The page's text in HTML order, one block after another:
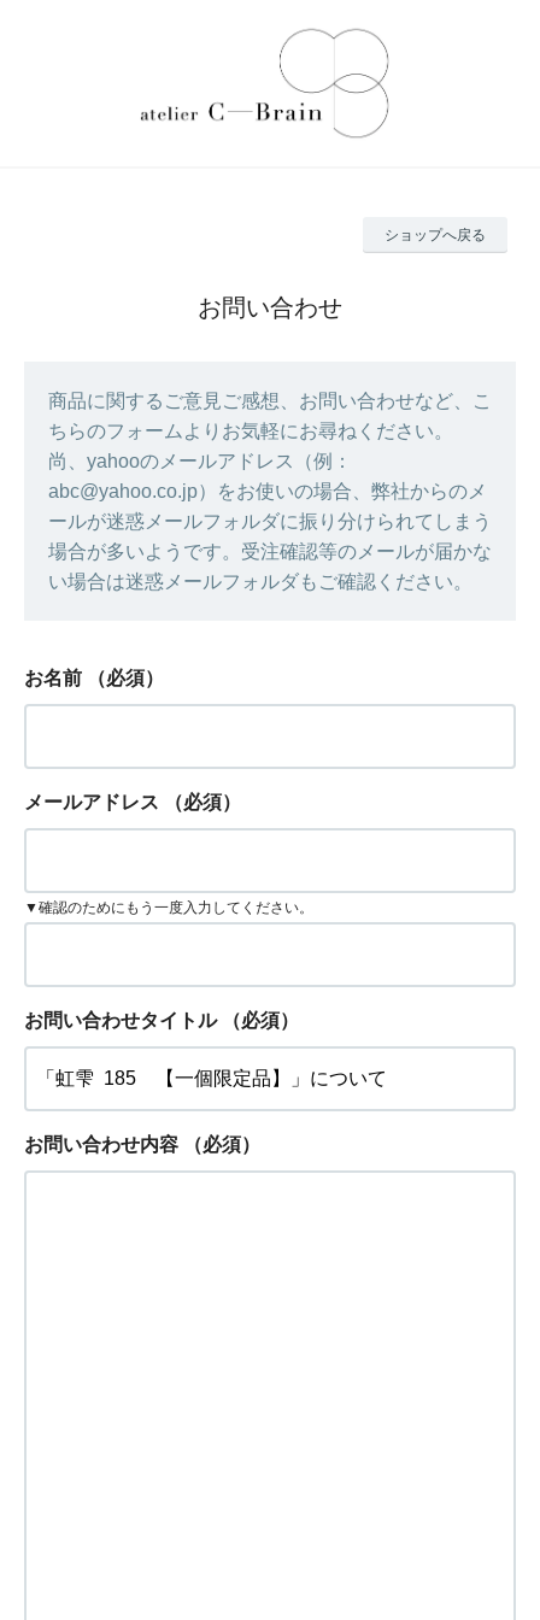
ショップへ戻る
お問い合わせ
商品に関するご意見ご感想、お問い合わせなど、こ
ちらのフォームよりお気軽にお尋ねください。
尚、yahooのメールアドレス（例：
abc@yahoo.co.jp）をお使いの場合、弊社からのメ
ールが迷惑メールフォルダに振り分けられてしまう
場合が多いようです。受注確認等のメールが届かな
い場合は迷惑メールフォルダもご確認ください。
お名前 （必須）
メールアドレス （必須）
▼確認のためにもう一度入力してください。
お問い合わせタイトル （必須）
お問い合わせ内容 （必須）